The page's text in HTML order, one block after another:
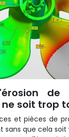
de
soit trop
et pièces de
sans que cela soit